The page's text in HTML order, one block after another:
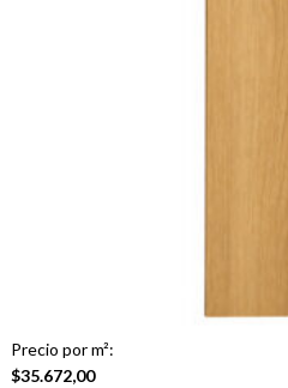
Precio por m²:
$35.672,00